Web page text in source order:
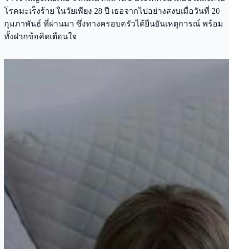
โรคมะเร็งร้าย ในวัยเพียง 28 ปี เธอจากไปอย่างสงบเมื่อวันที่ 20
กุมภาพันธ์ ที่ผ่านมา ซึ่งทางครอบครัวได้ยืนยันเหตุการณ์ พร้อม
ทั้งฝากข้อคิดเตือนใจ